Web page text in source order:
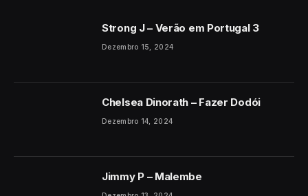
Strong J – Verão em Portugal 3
Dezembro 15, 2024
Chelsea Dinorath – Fazer Dodói
Dezembro 14, 2024
Jimmy P – Malembe